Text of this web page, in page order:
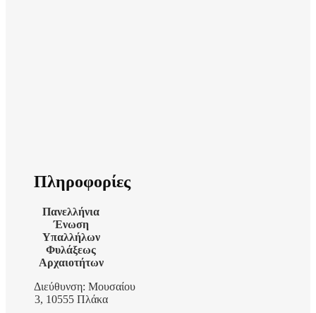
Πληροφορίες
Πανελλήνια
Ένωση
Υπαλλήλων
Φυλάξεως
Αρχαιοτήτων
Διεύθυνση: Μουσαίου
3, 10555 Πλάκα